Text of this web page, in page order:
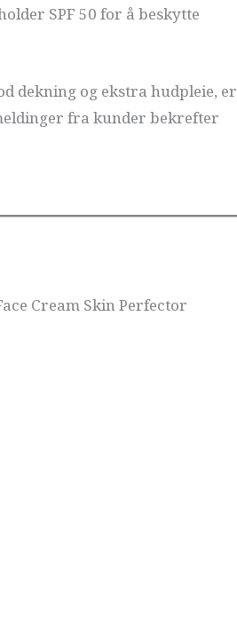
SPF 50 for å beskytte
dekning og ekstra hudpleie, er
fra kunder bekrefter
Cream Skin Perfector